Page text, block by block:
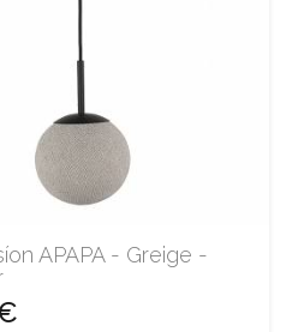
APAPA - Greige -